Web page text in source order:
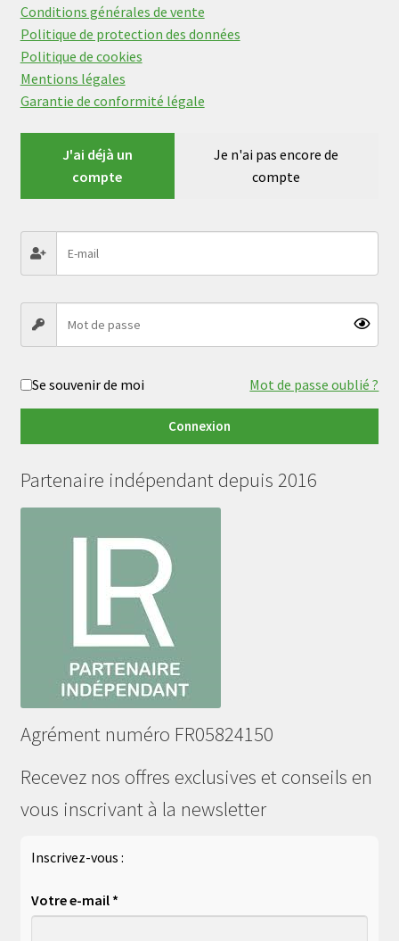
Conditions générales de vente
Politique de protection des données
Politique de cookies
Mentions légales
Garantie de conformité légale
J'ai déjà un
compte
Je n'ai pas encore de
compte
Se souvenir de moi Mot de passe oublié ?
Connexion
Partenaire indépendant depuis 2016
Agrément numéro FR05824150
Recevez nos offres exclusives et conseils en
vous inscrivant à la newsletter
Inscrivez-vous :
Votre e-mail *